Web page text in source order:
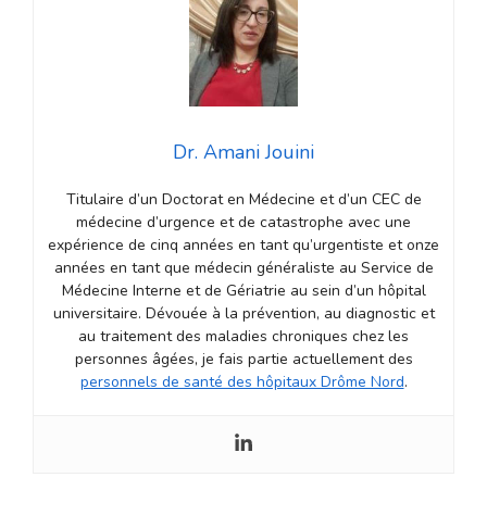
Dr. Amani Jouini
Titulaire d’un Doctorat en Médecine et d’un CEC de
médecine d’urgence et de catastrophe avec une
expérience de cinq années en tant qu’urgentiste et onze
années en tant que médecin généraliste au Service de
Médecine Interne et de Gériatrie au sein d’un hôpital
universitaire. Dévouée à la prévention, au diagnostic et
au traitement des maladies chroniques chez les
personnes âgées, je fais partie actuellement des
personnels de santé des hôpitaux Drôme Nord.